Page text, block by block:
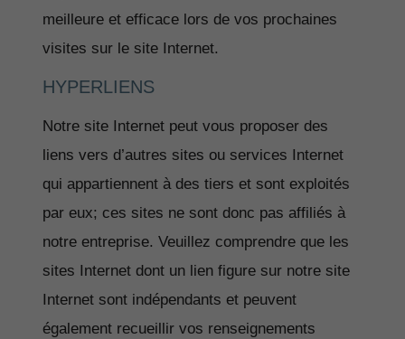
meilleure et efficace lors de vos prochaines
visites sur le site Internet.
HYPERLIENS
Notre site Internet peut vous proposer des
liens vers d’autres sites ou services Internet
qui appartiennent à des tiers et sont exploités
par eux; ces sites ne sont donc pas affiliés à
notre entreprise. Veuillez comprendre que les
sites Internet dont un lien figure sur notre site
Internet sont indépendants et peuvent
également recueillir vos renseignements